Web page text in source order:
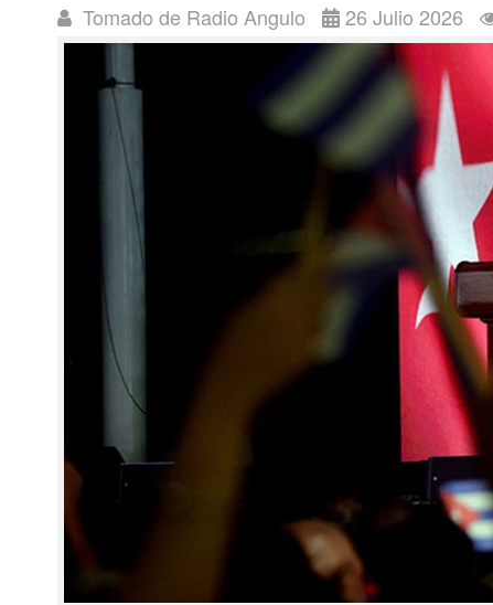
Tomado de Radio Angulo 26 Julio 2026